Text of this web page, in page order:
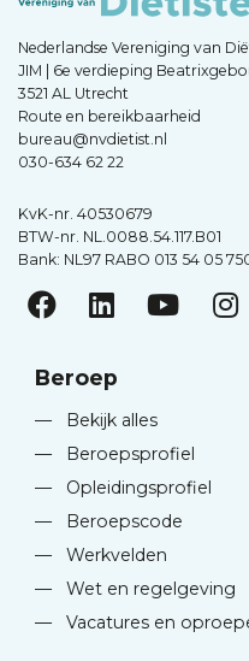
Nederlandse Vereniging van
JIM | 6e verdieping
3521 AL Utrecht
Route en bereikbaarheid
bureau@nvdietist.nl
030-634 62 22
KvK-nr. 40530679
BTW-nr. NL.0088.54.117.B01
Bank: NL97 RABO 013 54 05
Beroep
—
Bekijk alles
—
Beroepsprofiel
—
Opleidingsprofiel
—
Beroepscode
—
Werkvelden
—
Wet en regelgeving
—
Vacatures en